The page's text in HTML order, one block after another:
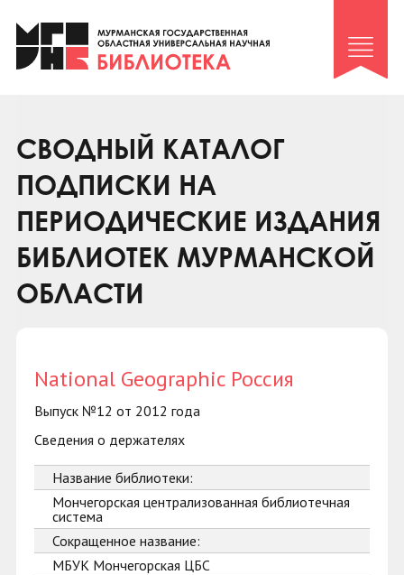
Клуб «Гиря и сельдерей»
Клуб «Семейный архив»
Коллегам
Контакты
СВОДНЫЙ КАТАЛОГ
ПОДПИСКИ НА
ПЕРИОДИЧЕСКИЕ ИЗДАНИЯ
БИБЛИОТЕК МУРМАНСКОЙ
ОБЛАСТИ
National Geographic Россия
Выпуск №12 от 2012 года
Сведения о держателях
Название библиотеки:
Мончегорская централизованная библиотечная
система
Сокращенное название:
МБУК Мончегорская ЦБС